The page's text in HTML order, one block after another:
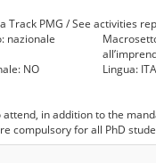
PMG / See activities
nazionale
NO Lingua:
in addition to the
compulsory for all PhD